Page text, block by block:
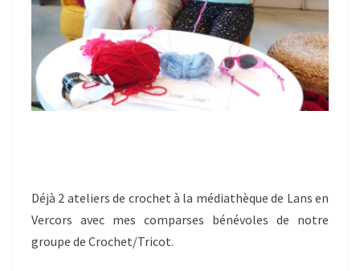
Déjà 2 ateliers de crochet à la médiathèque de Lans en
Vercors avec mes comparses bénévoles de notre
groupe de Crochet/Tricot.